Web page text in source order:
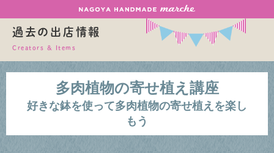
過去の出店情報
Creators & Items
多肉植物の寄せ植え講座
好きな鉢を使って多肉植物の寄せ植えを楽し
もう